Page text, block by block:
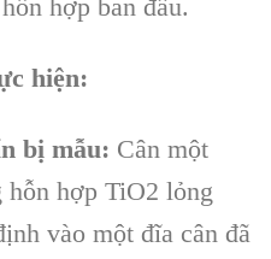
hợp ban đầu.
hiện:
bị mẫu: Cân một
hỗn hợp TiO2 lỏng
vào một đĩa cân đã